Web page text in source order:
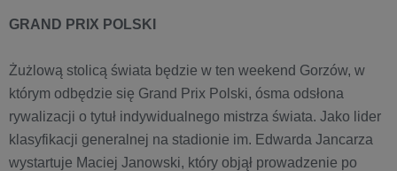
GRAND PRIX POLSKI
Żużlową stolicą świata będzie w ten weekend Gorzów, w
którym odbędzie się Grand Prix Polski, ósma odsłona
rywalizacji o tytuł indywidualnego mistrza świata. Jako lider
klasyfikacji generalnej na stadionie im. Edwarda Jancarza
wystartuje Maciej Janowski, który objął prowadzenie po